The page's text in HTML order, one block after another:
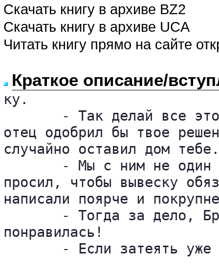
Скачать книгу в архиве BZ2
Скачать книгу в архиве UCA
Читать книгу прямо на сайте
Краткое описание/
ку.
- Так делай все
отец одобрил бы твое
случайно оставил дом тебе.
- Мы с ним не
просил, чтобы вывеску
написали поярче и
- Тогда за дело,
понравилась!
- Если затеять